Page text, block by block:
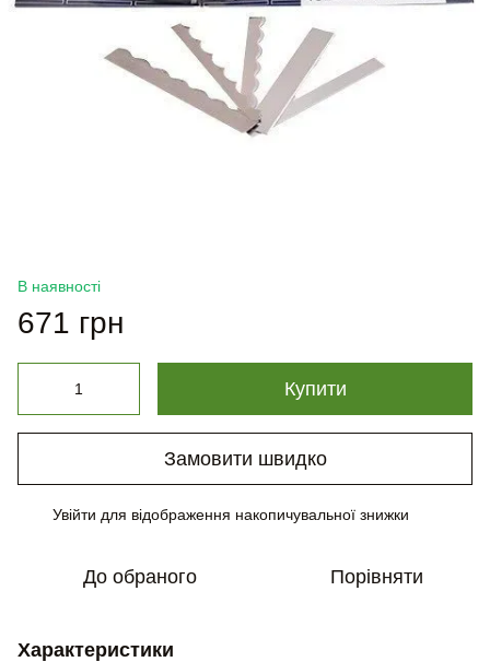
В наявності
671 грн
Купити
Замовити швидко
Увійти для відображення накопичувальної знижки
До обраного Порівняти
Характеристики